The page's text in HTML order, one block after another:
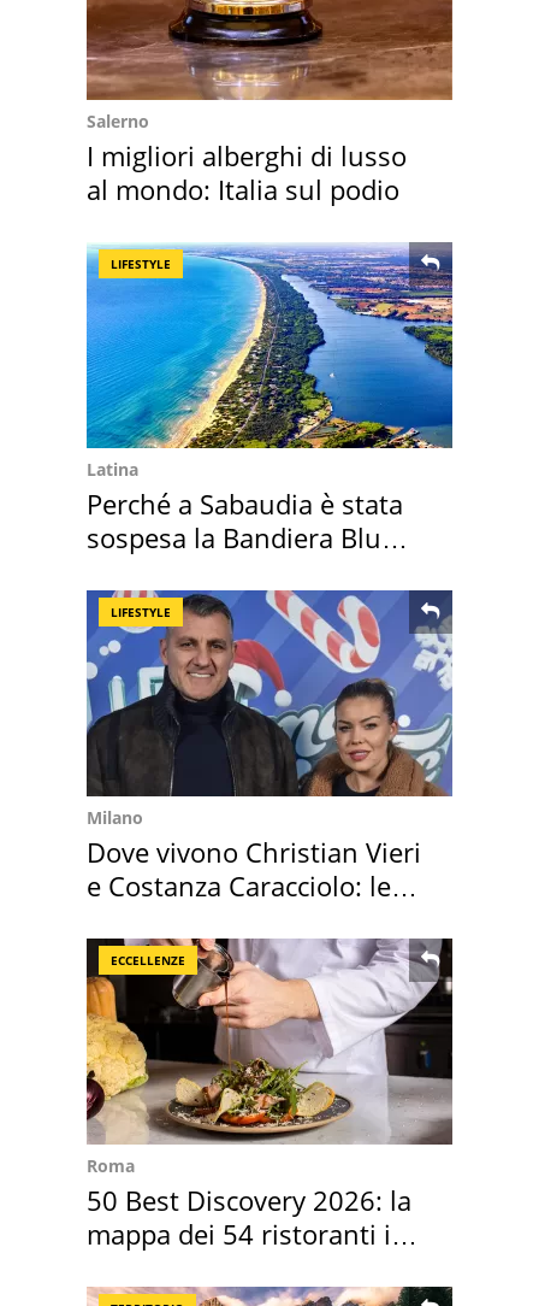
Salerno
I migliori alberghi di lusso
al mondo: Italia sul podio
LIFESTYLE
Latina
Perché a Sabaudia è stata
sospesa la Bandiera Blu
LIFESTYLE
Milano
Dove vivono Christian Vieri
e Costanza Caracciolo: le
ECCELLENZE
Roma
50 Best Discovery 2026: la
mappa dei 54 ristoranti in